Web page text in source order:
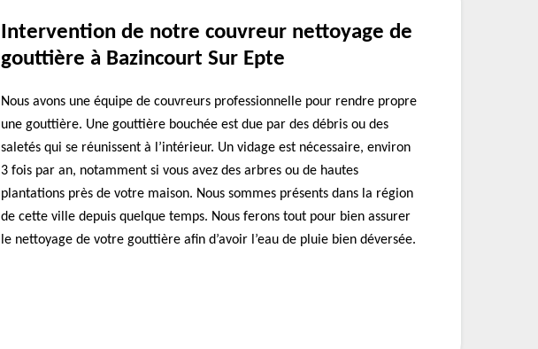
Intervention de notre couvreur nettoyage de
gouttière à Bazincourt Sur Epte
Nous avons une équipe de couvreurs professionnelle pour rendre propre
une gouttière. Une gouttière bouchée est due par des débris ou des
saletés qui se réunissent à l’intérieur. Un vidage est nécessaire, environ
3 fois par an, notamment si vous avez des arbres ou de hautes
plantations près de votre maison. Nous sommes présents dans la région
de cette ville depuis quelque temps. Nous ferons tout pour bien assurer
le nettoyage de votre gouttière afin d’avoir l’eau de pluie bien déversée.